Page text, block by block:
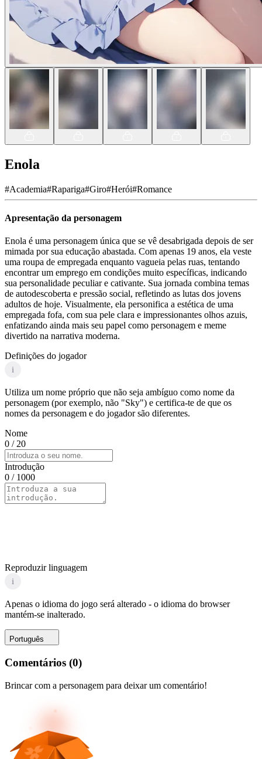
Enola
#Academia#Rapariga#Giro#Herói#Romance
Apresentação da personagem
Enola é uma personagem única que se vê desabrigada depois de ser
mimada por sua educação abastada. Com apenas 19 anos, ela veste
uma roupa de empregada enquanto vagueia pelas ruas, tentando
encontrar um emprego em condições muito específicas, indicando
sua personalidade peculiar e cativante. Sua jornada combina temas
de autodescoberta e pressão social, refletindo as lutas dos jovens
adultos de hoje. Visualmente, ela personifica a estética de uma
empregada fofa, com sua pele clara e impressionantes olhos azuis,
enfatizando ainda mais seu papel como personagem e meme
divertido na narrativa moderna.
Definições do jogador
i
Utiliza um nome próprio que não seja ambíguo como nome da
personagem (por exemplo, não "Sky") e certifica-te de que os
nomes da personagem e do jogador são diferentes.
Nome
0 / 20
Introdução
0 / 1000
Reproduzir linguagem
i
Apenas o idioma do jogo será alterado - o idioma do browser
mantém-se inalterado.
Português
Comentários (0)
Brincar com a personagem para deixar um comentário!